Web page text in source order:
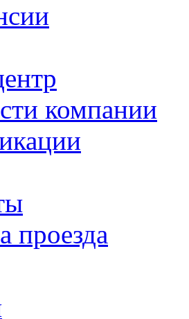
компании
проезда